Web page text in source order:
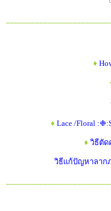
♦
♦ Lace /Floral
♦ วิธีตัด
วิธีแก้ปัญหาลาก